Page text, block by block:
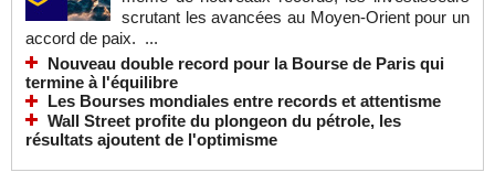
scrutant les avancées au Moyen-Orient pour un
accord de paix. ...
Nouveau double record pour la Bourse de Paris qui
termine à l'équilibre
Les Bourses mondiales entre records et attentisme
Wall Street profite du plongeon du pétrole, les
résultats ajoutent de l'optimisme